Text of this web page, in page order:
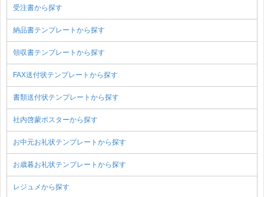
受注書から探す
納品書テンプレートから探す
領収書テンプレートから探す
FAX送付状テンプレートから探す
書類送付状テンプレートから探す
社内啓蒙ポスターから探す
お中元お礼状テンプレートから探す
お歳暮お礼状テンプレートから探す
レジュメから探す